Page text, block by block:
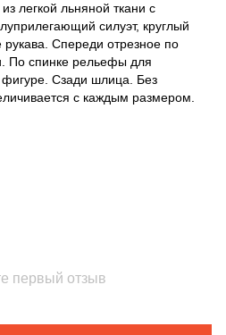
легкой льняной ткани с
силуэт, круглый
рукава. Спереди отрезное по
По спинке рельефы для
фигуре. Сзади шлица. Без
с каждым размером.
первый отзыв